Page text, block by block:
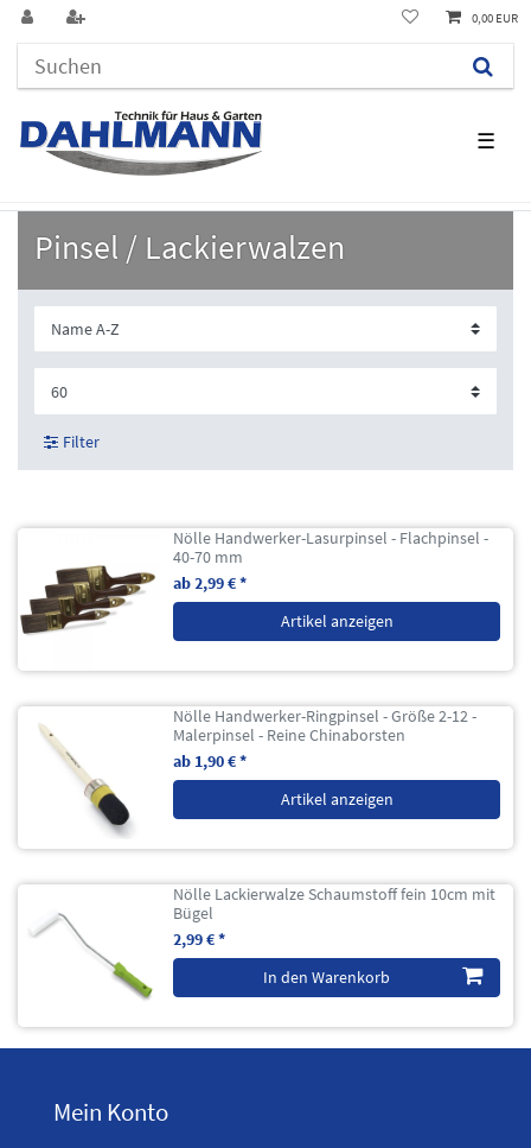
☰
0,00 EUR
Pinsel / Lackierwalzen
Filter
Nölle Handwerker-Lasurpinsel - Flachpinsel -
40-70 mm
ab 2,99 € *
Artikel anzeigen
Nölle Handwerker-Ringpinsel - Größe 2-12 -
Malerpinsel - Reine Chinaborsten
ab 1,90 € *
Artikel anzeigen
Nölle Lackierwalze Schaumstoff fein 10cm mit
Bügel
2,99 € *
In den Warenkorb
Mein Konto